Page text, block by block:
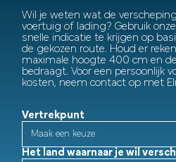
Wil je weten wat de
voertuig of lading? Gebruik
snelle indicatie te krijgen op
de gekozen route. Houd er
maximale hoogte 400 cm en
bedraagt. Voor een persoonlijk
kosten, neem contact op met
Vertrekpunt
Het land waarnaar je wil